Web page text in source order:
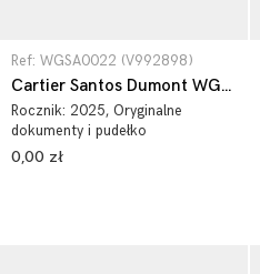
Ref: WGSA0022 (V992898)
Cartier Santos Dumont WGSA0022
Rocznik: 2025, Oryginalne
dokumenty i pudełko
0,00 zł